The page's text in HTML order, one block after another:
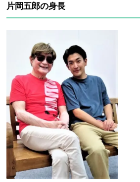
片岡五郎の身長